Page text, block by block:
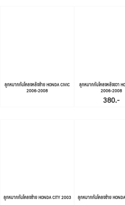
ลูกหมากกันโคลงหลังซ้าย HONDA CIVIC
2006-2008
ลูกหมากกันโคลงหลังขวา
2006-2008
380.-
ลูกหมากกันโคลงซ้าย HONDA CITY 2003 ลูกหมากกันโคลงซ้าย